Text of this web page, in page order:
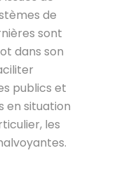
de
sont
dans son
publics et
en situation
les